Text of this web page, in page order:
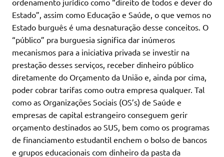
ordenamento jurídico como “direito de todos e dever do
Estado”, assim como Educação e Saúde, o que vemos no
Estado burguês é uma desnaturação desse conceitos. O
“público” pra burguesia significa dar inúmeros
mecanismos para a iniciativa privada se investir na
prestação desses serviços, receber dinheiro público
diretamente do Orçamento da União e, ainda por cima,
poder cobrar tarifas como outra empresa qualquer. Tal
como as Organizações Sociais (OS’s) de Saúde e
empresas de capital estrangeiro conseguem gerir
orçamento destinados ao SUS, bem como os programas
de financiamento estudantil enchem o bolso de bancos
e grupos educacionais com dinheiro da pasta da